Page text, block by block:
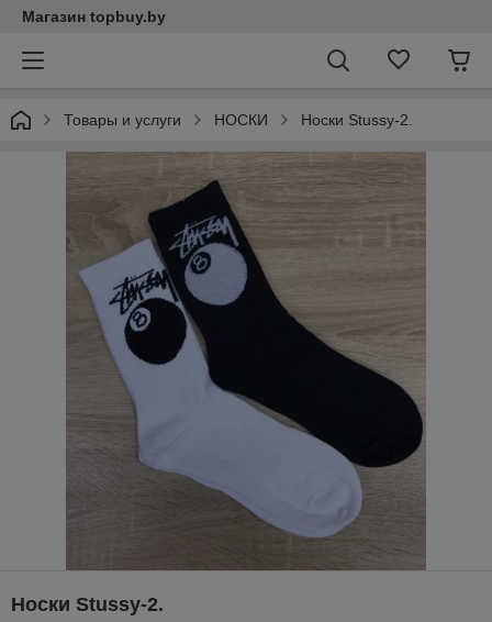
Магазин topbuy.by
Товары и услуги НОСКИ Носки Stussy-2.
Носки Stussy-2.